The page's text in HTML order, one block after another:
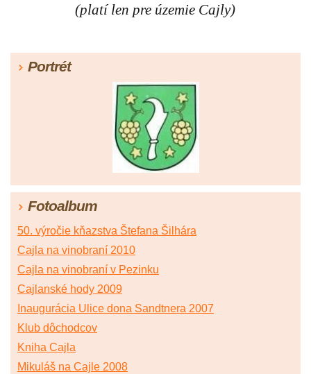
(platí len pre územie Cajly)
Portrét
Fotoalbum
50. výročie kňazstva Štefana Šilhára
Cajla na vinobraní 2010
Cajla na vinobraní v Pezinku
Cajlanské hody 2009
Inaugurácia Ulice dona Sandtnera 2007
Klub dôchodcov
Kniha Cajla
Mikuláš na Cajle 2008